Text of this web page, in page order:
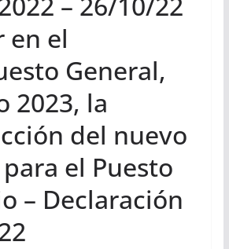
en el
General,
2023, la
del nuevo
el Puesto
– Declaración